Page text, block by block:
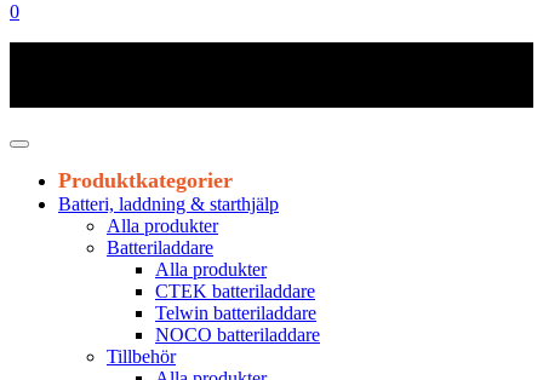
0
Produktkategorier
Batteri, laddning & starthjälp
Alla produkter
Batteriladdare
Alla produkter
CTEK batteriladdare
Telwin batteriladdare
NOCO batteriladdare
Tillbehör